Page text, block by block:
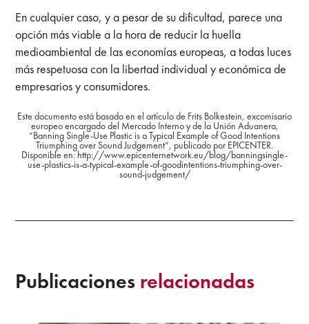
En cualquier caso, y a pesar de su dificultad, parece una
opción más viable a la hora de reducir la huella
medioambiental de las economías europeas, a todas luces
más respetuosa con la libertad individual y económica de
empresarios y consumidores.
Este documento está basado en el artículo de Frits Bolkestein, excomisario
europeo encargado del Mercado Interno y de la Unión Aduanera,
“Banning Single-Use Plastic is a Typical Example of Good Intentions
Triumphing over Sound Judgement”, publicado por EPICENTER.
Disponible en:http://www.epicenternetwork.eu/blog/banningsingle-
use-plastics-is-a-typical-example-of-goodintentions-triumphing-over-
sound-judgement/
Publicaciones relacionadas